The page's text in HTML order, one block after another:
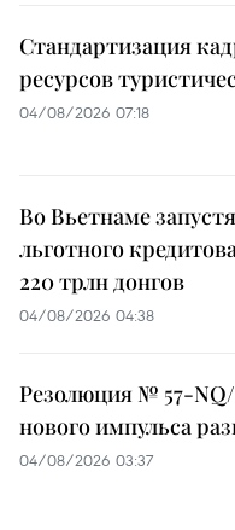
Стандартизация
ресурсов
04/08/2026 07:18
Во Вьетнаме
льготного
220 трлн донгов
04/08/2026 04:38
Резолюция № 57-
нового импульса
04/08/2026 03:37